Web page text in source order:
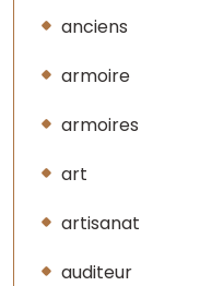
anciens
armoire
armoires
art
artisanat
auditeur